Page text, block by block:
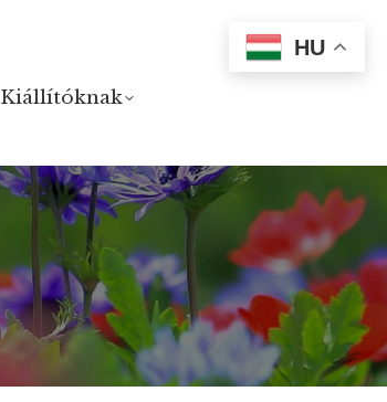
Kiállítóknak
HU
Kiállítóknak